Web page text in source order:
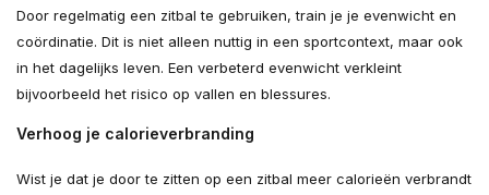
Door regelmatig een zitbal te gebruiken, train je je evenwicht en
coördinatie. Dit is niet alleen nuttig in een sportcontext, maar ook
in het dagelijks leven. Een verbeterd evenwicht verkleint
bijvoorbeeld het risico op vallen en blessures.
Verhoog je calorieverbranding
Wist je dat je door te zitten op een zitbal meer calorieën verbrandt